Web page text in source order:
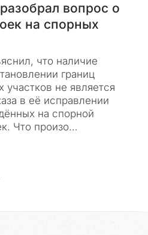
вопрос о
на спорных
что наличие
границ
не является
в её исправлении
на спорной
Что произо…